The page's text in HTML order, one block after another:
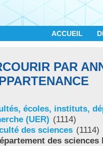
ACCUEIL
PAR
écoles, instituts,
(UER) (1114)
des sciences (1114)
des